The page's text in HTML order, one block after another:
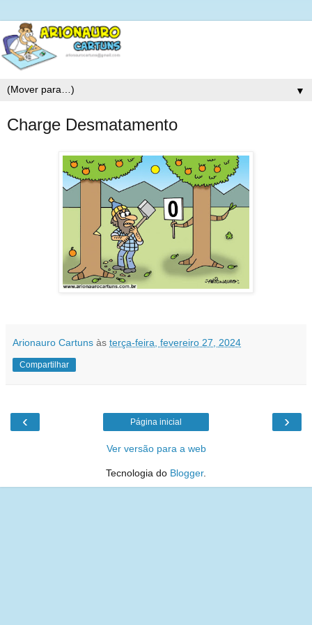
▼
Charge Desmatamento
Arionauro Cartuns às terça-feira, fevereiro 27, 2024
Compartilhar
‹ ›
Página inicial
Ver versão para a web
Tecnologia do Blogger.